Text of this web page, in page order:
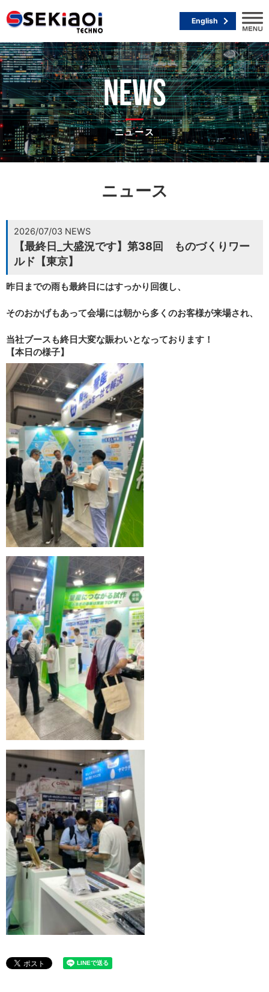
English
NEWS
ニュース
ニュース
2026/07/03 NEWS
【最終日_大盛況です】第38回 ものづくりワー
ルド【東京】
昨日までの雨も最終日にはすっかり回復し、
そのおかげもあって会場には朝から多くのお客様が来場され、
当社ブースも終日大変な賑わいとなっております！
【本日の様子】